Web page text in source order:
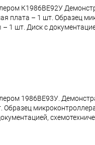
К1986ВЕ92У
плата – 1 шт. Образец
1 шт. Диск с
1986ВЕ93У.